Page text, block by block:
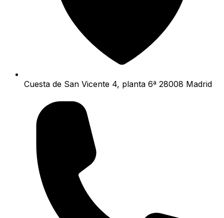
Cuesta de San Vicente 4, planta 6ª 28008 Madrid